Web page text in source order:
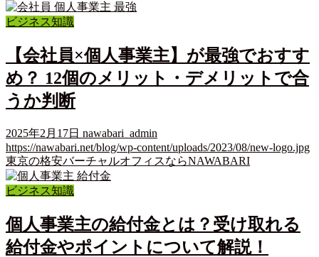
ビジネス知識
【会社員×個人事業主】が最強でおすす
め？ 12個のメリット・デメリットで合
うか判断
2025年2月17日 nawabari_admin
https://nawabari.net/blog/wp-content/uploads/2023/08/new-logo.jpg
東京の格安バーチャルオフィスならNAWABARI
ビジネス知識
個人事業主の給付金とは？受け取れる
給付金やポイントについて解説！